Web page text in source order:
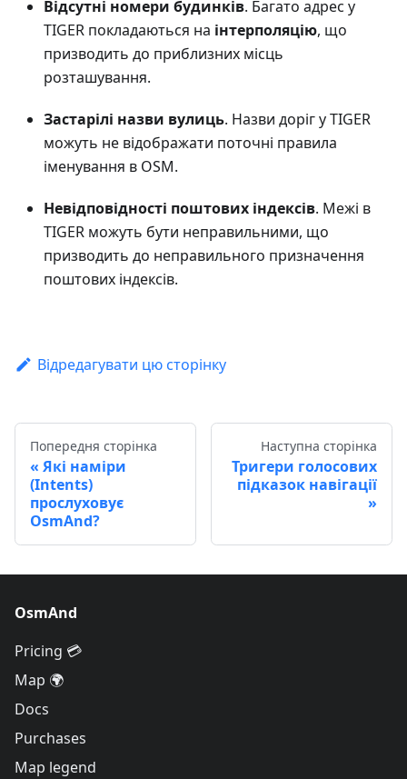
Відсутні номери будинків. Багато адрес у
TIGER покладаються на інтерполяцію, що
призводить до приблизних місць
розташування.
Застарілі назви вулиць. Назви доріг у TIGER
можуть не відображати поточні правила
іменування в OSM.
Невідповідності поштових індексів. Межі в
TIGER можуть бути неправильними, що
призводить до неправильного призначення
поштових індексів.
Відредагувати цю сторінку
Попередня сторінка
Які наміри
(Intents)
прослуховує
OsmAnd?
Наступна сторінка
Тригери голосових
підказок навігації
OsmAnd
Pricing 💳
Map 🌍
Docs
Purchases
Map legend